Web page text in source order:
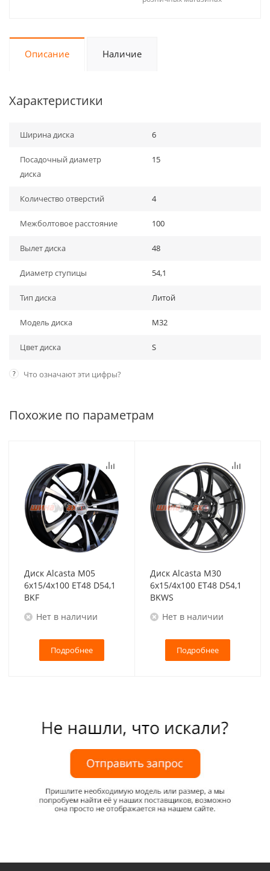
Описание Наличие
Характеристики
Ширина диска 6
Посадочный диаметр
диска
15
Количество отверстий 4
Межболтовое расстояние 100
Вылет диска 48
Диаметр ступицы 54,1
Тип диска Литой
Модель диска M32
Цвет диска S
? Что означают эти цифры?
Похожие по параметрам
Диск Alcasta M05
6x15/4x100 ET48 D54,1
BKF
Нет в наличии
Подробнее
Диск Alcasta M30
6x15/4x100 ET48 D54,1
BKWS
Нет в наличии
Подробнее